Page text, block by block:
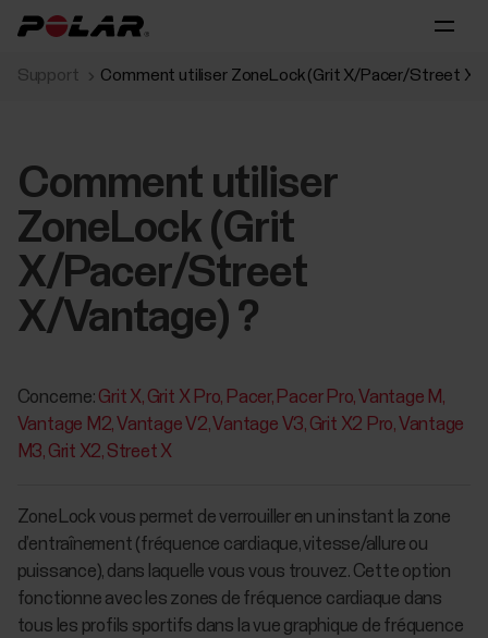
Support Comment utiliser ZoneLock (Grit X/Pacer/Street X/
Comment utiliser
ZoneLock (Grit
X/Pacer/Street
X/Vantage) ?
Concerne: Grit X Grit X Pro Pacer Pacer Pro Vantage M
Vantage M2 Vantage V2 Vantage V3 Grit X2 Pro Vantage
M3 Grit X2 Street X
ZoneLock vous permet de verrouiller en un instant la zone
d’entraînement (fréquence cardiaque, vitesse/allure ou
puissance), dans laquelle vous vous trouvez. Cette option
fonctionne avec les zones de fréquence cardiaque dans
tous les profils sportifs dans la vue graphique de fréquence